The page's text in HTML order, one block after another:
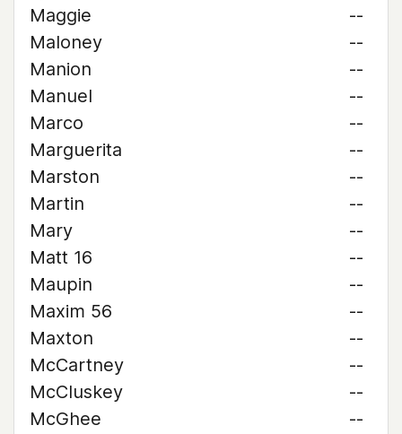
Maggie
--
Maloney
--
Manion
--
Manuel
--
Marco
--
Marguerita
--
Marston
--
Martin
--
Mary
--
Matt 16
--
Maupin
--
Maxim 56
--
Maxton
--
McCartney
--
McCluskey
--
McGhee
--